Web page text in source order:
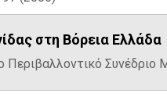
στη Βόρεια Ελλάδα
Συνέδριο